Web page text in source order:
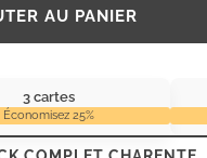
AU PANIER
3 cartes
Économisez 25%